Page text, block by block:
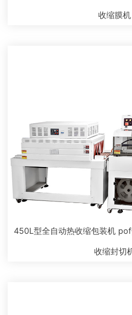
收缩膜机
450L型全自动热收缩包装机
收缩封切